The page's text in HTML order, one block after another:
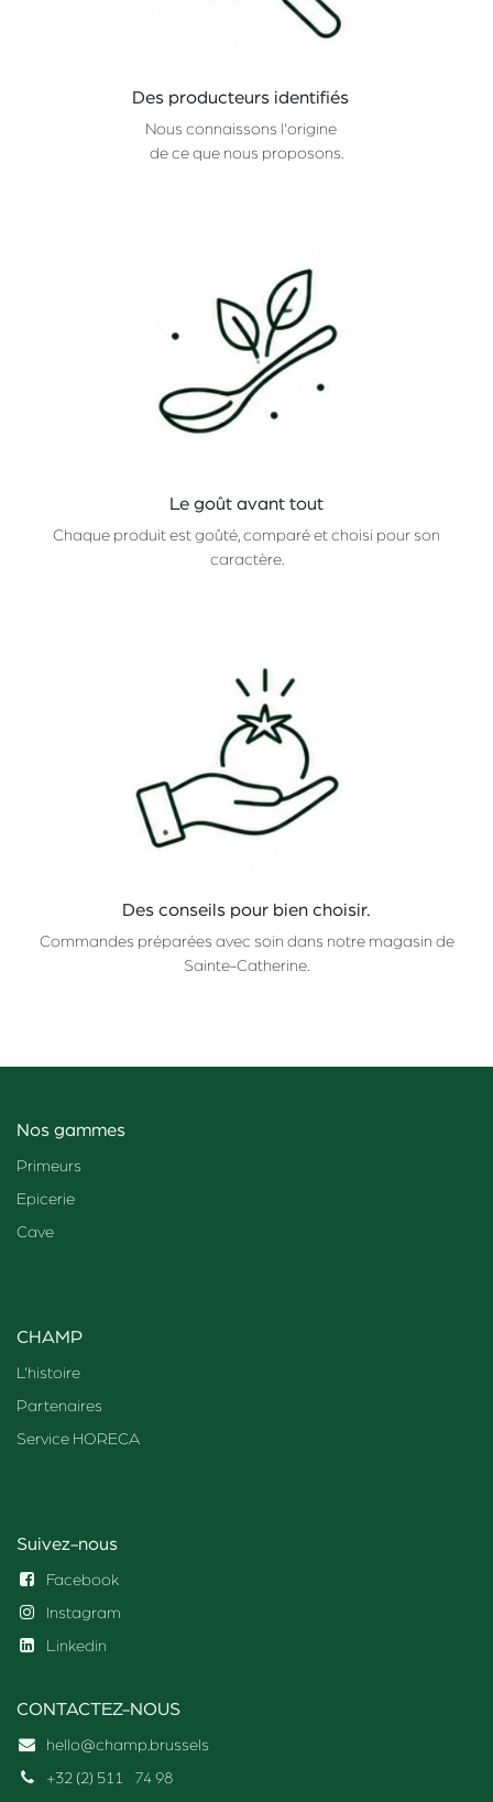
Des producteurs identifiés
Nous connaissons l'origine
de ce que nous proposons.
Le goût avant tout
Chaque produit est goûté, comparé et choisi pour son
caractère.
Des conseils pour bien choisir.
Commandes préparées avec soin dans notre magasin de
Sainte-Catherine.
Nos gammes
Primeurs
Epicerie
Cave
CHAMP
L'histoire
Partenaires
Service HORECA
Suivez-nous
Facebook
Instagram
Linkedin
CONTACTEZ-NOUS
hello@champ.brussels
+32 (2) 511 74 98